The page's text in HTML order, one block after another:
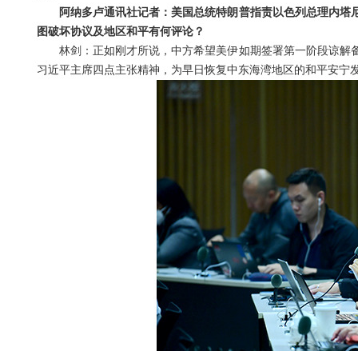
阿纳多卢通讯社记者：美国总统特朗普指责以色列总理内
图破坏协议及地区和平有何评论？
林剑：正如刚才所说，中方希望美伊如期签署第一阶段谅
习近平主席四点主张精神，为早日恢复中东海湾地区的和平安宁